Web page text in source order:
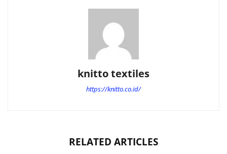
knitto textiles
https://knitto.co.id/
RELATED ARTICLES